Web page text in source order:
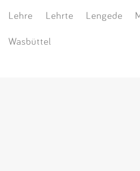
Lehre
Lehrte Lengede
Wasbüttel